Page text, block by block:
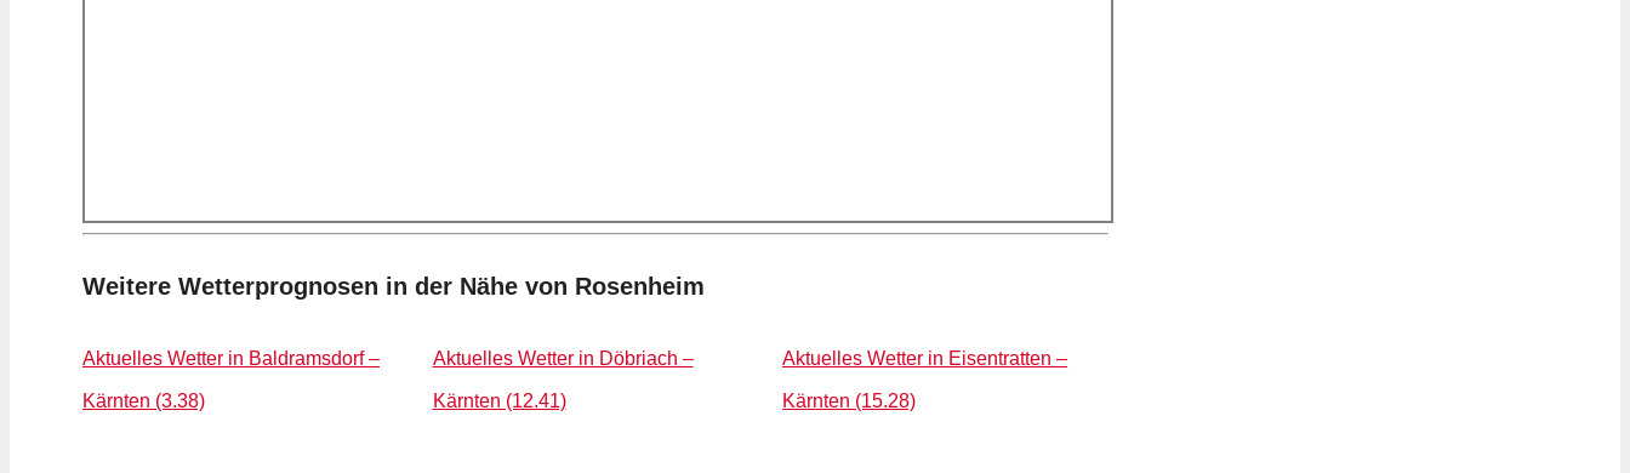
Weitere Wetterprognosen in der Nähe von Rosenheim
Aktuelles Wetter in Baldramsdorf –
Kärnten (3.38)
Aktuelles Wetter in Döbriach –
Kärnten (12.41)
Aktuelles Wetter in Eisentratten –
Kärnten (15.28)